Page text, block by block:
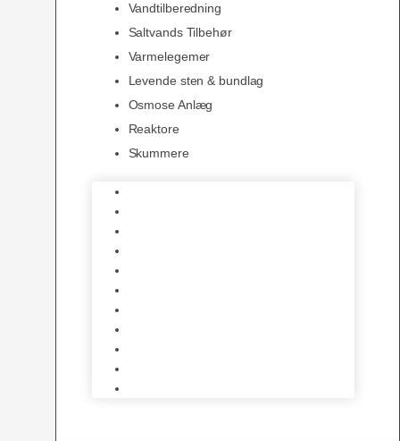
Vandtilberedning
Saltvands Tilbehør
Varmelegemer
Levende sten & bundlag
Osmose Anlæg
Reaktore
Skummere